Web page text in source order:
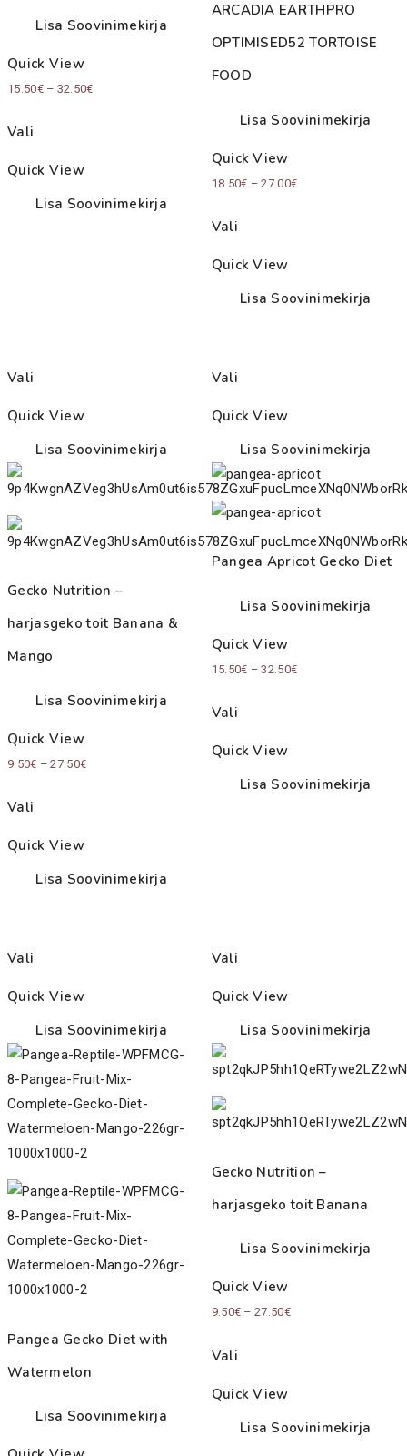
Lisa Soovinimekirja
Quick View
15.50€ – 32.50€Price
Vali
Quick View
Lisa Soovinimekirja
ARCADIA EARTHPRO
OPTIMISED52 TORTOISE
FOOD
Lisa Soovinimekirja
Quick View
18.50€ – 27.00€Price
Vali
Quick View
Lisa Soovinimekirja
Vali
Quick View
Lisa Soovinimekirja
Gecko Nutrition –
harjasgeko toit Banana &
Mango
Lisa Soovinimekirja
Quick View
9.50€ – 27.50€Price
Vali
Quick View
Lisa Soovinimekirja
Vali
Quick View
Lisa Soovinimekirja
Pangea Apricot Gecko Diet
Lisa Soovinimekirja
Quick View
15.50€ – 32.50€Price
Vali
Quick View
Lisa Soovinimekirja
Vali
Quick View
Lisa Soovinimekirja
Pangea Gecko Diet with
Watermelon
Lisa Soovinimekirja
Vali
Quick View
Lisa Soovinimekirja
Gecko Nutrition –
harjasgeko toit Banana
Lisa Soovinimekirja
Quick View
9.50€ – 27.50€Price
Vali
Quick View
Lisa Soovinimekirja